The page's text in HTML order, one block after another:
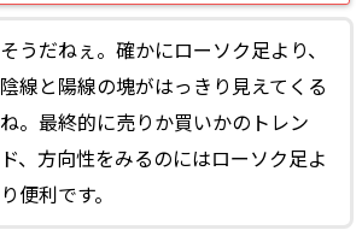
そうだねぇ。確かにローソク足より、
陰線と陽線の塊がはっきり見えてくる
ね。最終的に売りか買いかのトレン
ド、方向性をみるのにはローソク足よ
り便利です。